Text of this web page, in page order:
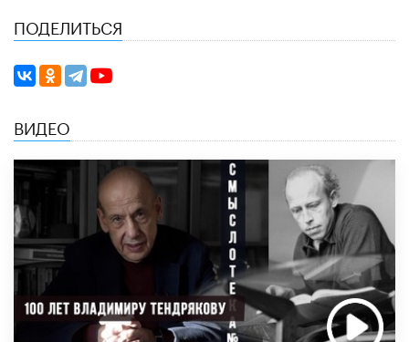
ПОДЕЛИТЬСЯ
ВИДЕО